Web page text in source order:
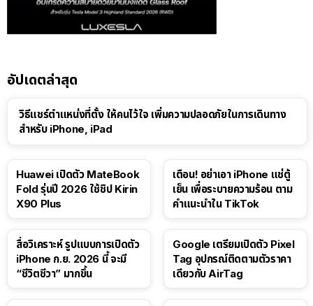
อัปเดตล่าสุด
วิธีแชร์ตำแหน่งที่ตั้ง ให้คนไว้ใจ เพิ่มความปลอดภัยในการเดินทาง
สำหรับ iPhone, iPad
Huawei เปิดตัว MateBook
Fold รุ่นปี 2026 ใช้ชิป Kirin
X90 Plus
เตือน! อย่าเอา iPhone แช่ตู้
เย็น เพื่อระบายความร้อน ตาม
คำแนะนำใน TikTok
สื่อวิเคราะห์ รูปแบบการเปิดตัว
iPhone ก.ย. 2026 นี้ จะมี
“ชีวิตชีวา” มากขึ้น
Google เตรียมเปิดตัว Pixel
Tag อุปกรณ์ติดตามตัวราคา
เดียวกับ AirTag